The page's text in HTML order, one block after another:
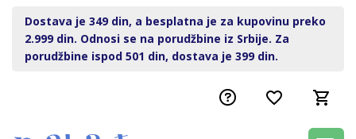
Dostava je 349 din, a besplatna je za kupovinu preko
2.999 din. Odnosi se na porudžbine iz Srbije. Za
porudžbine ispod 501 din, dostava je 399 din.